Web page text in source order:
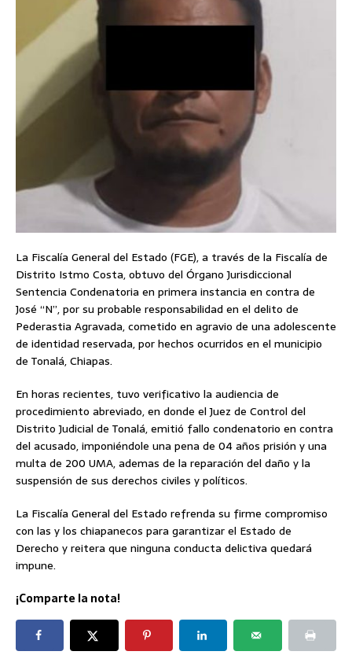
La Fiscalía General del Estado (FGE), a través de la Fiscalía de
Distrito Istmo Costa, obtuvo del Órgano Jurisdiccional
Sentencia Condenatoria en primera instancia en contra de
José “N”, por su probable responsabilidad en el delito de
Pederastia Agravada, cometido en agravio de una adolescente
de identidad reservada, por hechos ocurridos en el municipio
de Tonalá, Chiapas.
En horas recientes, tuvo verificativo la audiencia de
procedimiento abreviado, en donde el Juez de Control del
Distrito Judicial de Tonalá, emitió fallo condenatorio en contra
del acusado, imponiéndole una pena de 04 años prisión y una
multa de 200 UMA, ademas de la reparación del daño y la
suspensión de sus derechos civiles y políticos.
La Fiscalía General del Estado refrenda su firme compromiso
con las y los chiapanecos para garantizar el Estado de
Derecho y reitera que ninguna conducta delictiva quedará
impune.
¡Comparte la nota!